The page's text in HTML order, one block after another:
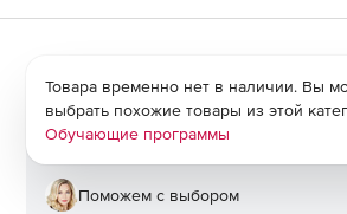
Товара временно нет в наличии. Вы
выбрать похожие товары из этой
Обучающие программы
Поможем с выбором